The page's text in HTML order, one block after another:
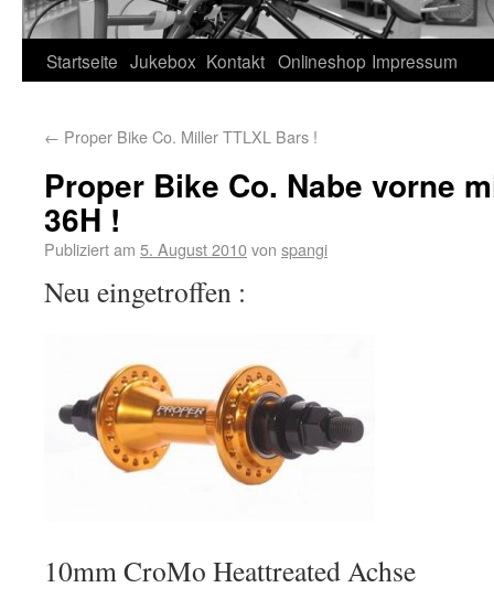
Startseite Jukebox Kontakt Onlineshop Impressum
← Proper Bike Co. Miller TTLXL Bars !
Proper Bike Co. Nabe vorne
36H !
Publiziert am 5. August 2010von spangi
Neu eingetroffen :
10mm CroMo Heattreated Achse